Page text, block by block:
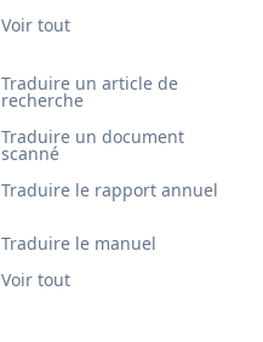
Traduire un article de
recherche
Traduire un document
scanné
Traduire le rapport annuel
Traduire le manuel
Voir tout
Voir tout